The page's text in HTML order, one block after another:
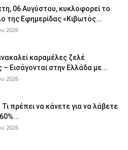
06 Αυγύστου, κυκλοφορεί το
της Εφημερίδας «Κιβωτός...
2026
καραμέλες ζελέ
– Εισάγονται στην Ελλάδα με...
2026
πρέπει να κάνετε για να λάβετε
2026